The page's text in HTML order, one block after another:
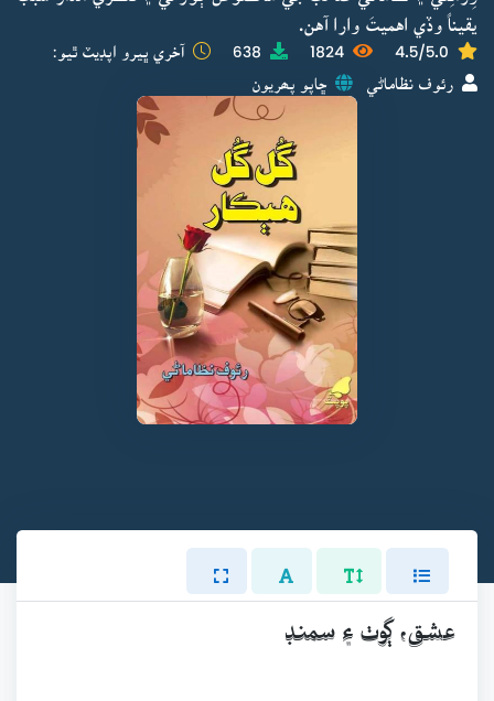
يقيناً وڏي اهميتَ وارا آهن.
4.5/5.0
1824
638 آخري ڀيرو اپڊيٽ ٿيو:
رئوف نظاماڻي ڇاپو پھريون
عشق، ڳوٺ ۽ سمنڊ